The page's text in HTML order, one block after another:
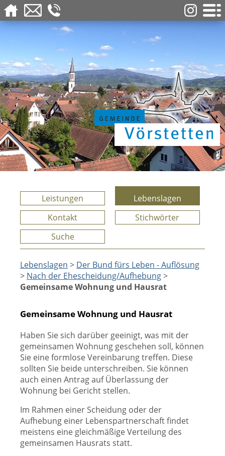
Leistungen
Lebenslagen
Kontakt
Stichwörter
Suche
Lebenslagen > Der Bund fürs Leben - Auflösung
> Nach der Ehescheidung/Aufhebung>
Gemeinsame Wohnung und Hausrat
Gemeinsame Wohnung und Hausrat
Haben Sie sich darüber geeinigt, was mit der
gemeinsamen Wohnung geschehen soll, können
Sie eine formlose Vereinbarung treffen. Diese
sollten Sie beide unterschreiben. Sie können
auch einen Antrag auf Überlassung der
Wohnung bei Gericht stellen.
Im Rahmen einer Scheidung oder der
Aufhebung einer Lebenspartnerschaft findet
meistens eine gleichmäßige Verteilung des
gemeinsamen Hausrats statt.